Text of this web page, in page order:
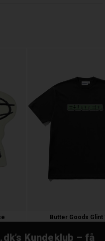
Butter Goods Glint
Kundeklub – få